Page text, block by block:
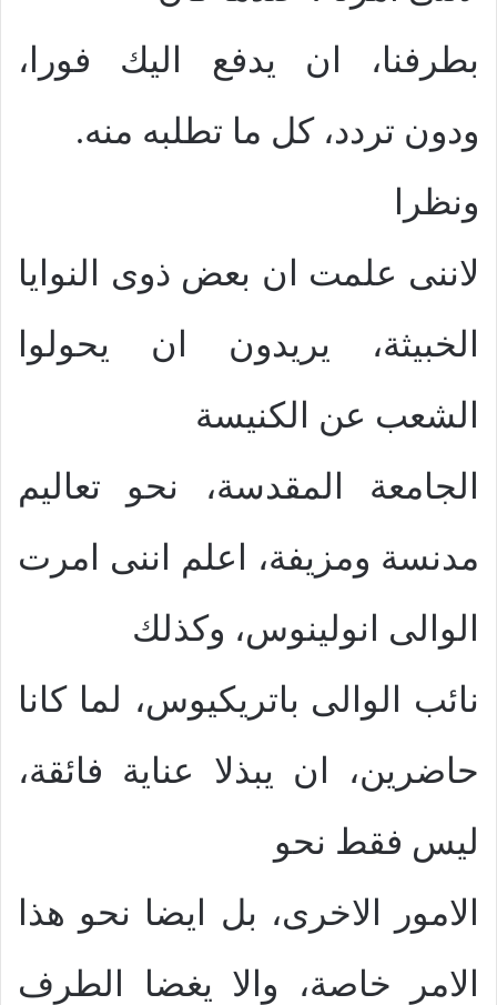
بطرفنا، ان يدفع اليك فورا،
ودون تردد، كل ما تطلبه منه.
ونظرا
لاننى علمت ان بعض ذوى النوايا
الخبيثة، يريدون ان يحولوا
الشعب عن الكنيسة
الجامعة المقدسة، نحو تعاليم
مدنسة ومزيفة، اعلم اننى امرت
الوالى انولينوس، وكذلك
نائب الوالى باتريكيوس، لما كانا
حاضرين، ان يبذلا عناية فائقة،
ليس فقط نحو
الامور الاخرى، بل ايضا نحو هذا
الامر خاصة، والا يغضا الطرف